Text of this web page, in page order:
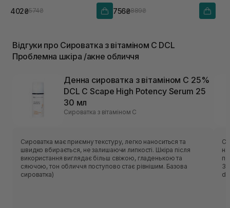
402₴574₴ 756₴889₴
Відгуки про Сироватка з вітаміном С DCL
Проблемна шкіра /акне обличчя
Денна сироватка з вітаміном С 25%
DCL C Scape High Potency Serum 25
30 мл
Сироватка з вітаміном С
Сироватка має приємну текстуру, легко наноситься та
швидко вбирається, не залишаючи липкості. Шкіра після
використання виглядає більш свіжою, гладенькою та
сяючою, тон обличчя поступово стає рівнішим. Базова
сироватка)